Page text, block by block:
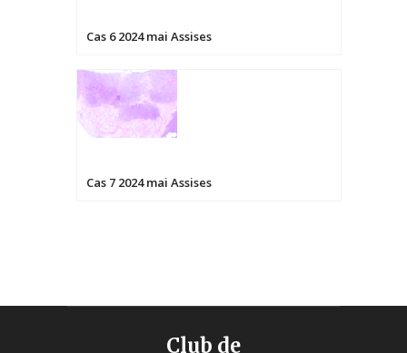
Cas 6 2024 mai Assises
Cas 7 2024 mai Assises
Club de